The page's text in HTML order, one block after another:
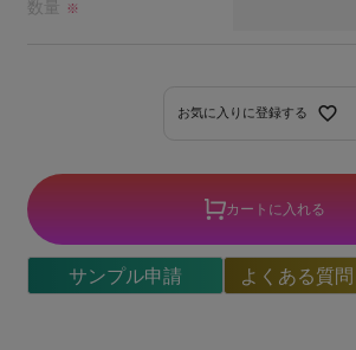
お気に入りに登録する
数量 ※
カートに入れる
サンプル申請 よくある質